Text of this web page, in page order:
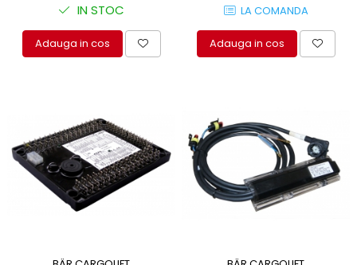
IN STOC
Adauga in cos
LA COMANDA
Adauga in cos